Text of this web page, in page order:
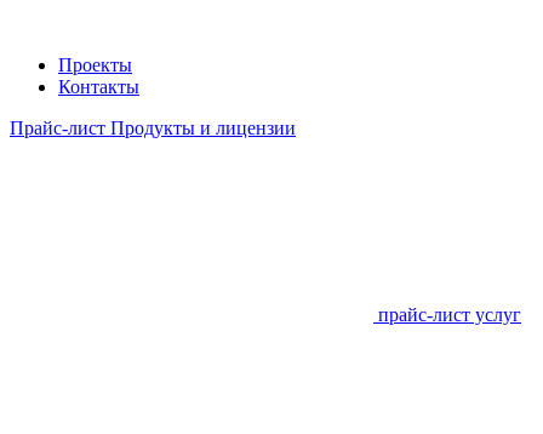
Проекты
Контакты
Прайс-лист Продукты и лицензии
прайс-лист услуг